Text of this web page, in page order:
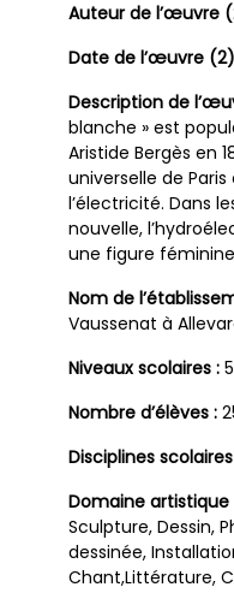
Auteur de l’œuvre
Date de l’œuvre
Description de
blanche » est
Aristide Bergès en
universelle de
l’électricité. Dans
nouvelle,
une figure féminine
Nom de
Vaussenat à
Niveaux scolaires :
Nombre d’élèves :
Disciplines
Domaine artistique
Sculpture, Dessin,
dessinée,
Chant,Littérature,